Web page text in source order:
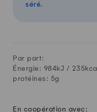
séré.
Par part:
Énergie: 984kJ / 235
protéines: 5g
En coopération avec: